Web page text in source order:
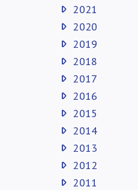
2021
2020
2019
2018
2017
2016
2015
2014
2013
2012
2011